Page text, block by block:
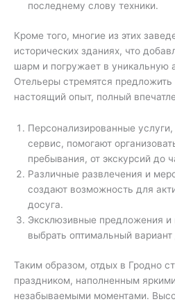
последнему слову техники.
Кроме того, многие из этих
исторических зданиях, что
шарм и погружает в уникальную
Отельеры стремятся
настоящий опыт, полный
Персонализированные
сервис, помогают
пребывания, от экскурсий до
Различные развлечения и
создают возможность для
досуга.
Эксклюзивные предложения и
выбрать оптимальный
Таким образом, отдых в Гродно
праздником, наполненным
незабываемыми моментами.